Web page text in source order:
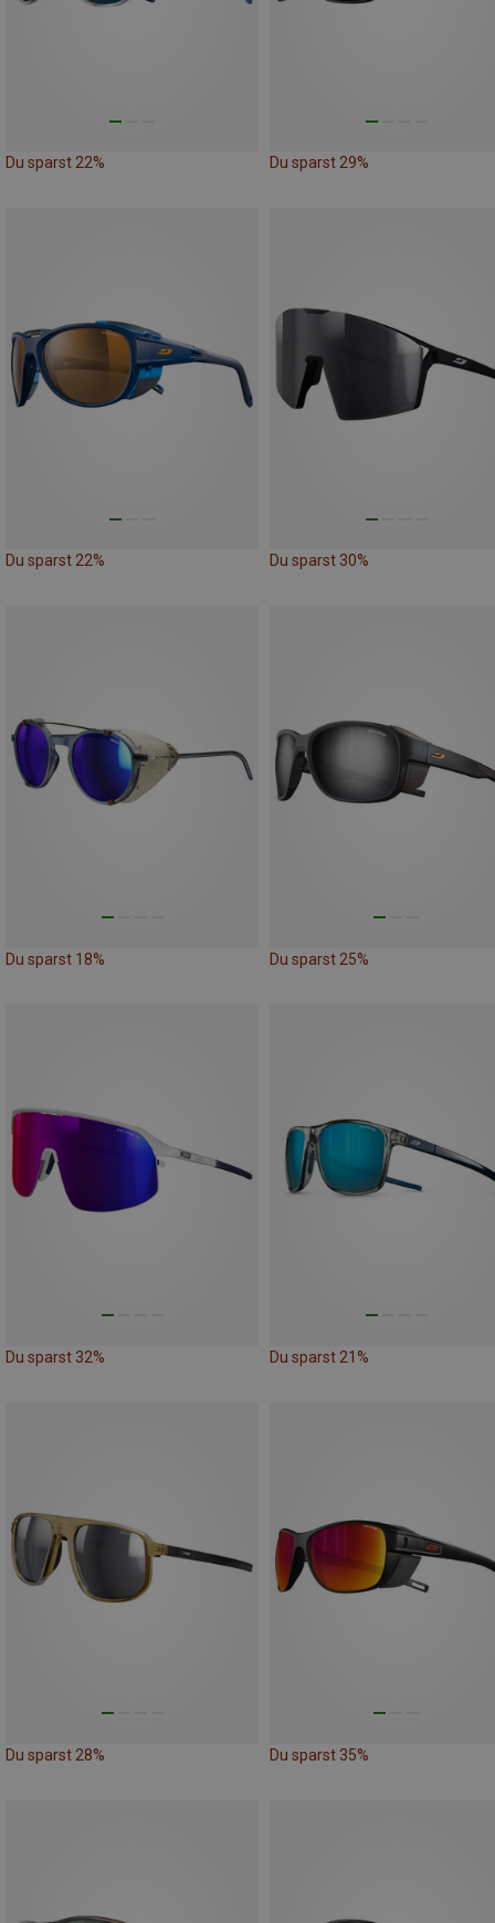
Du sparst 22% Du sparst 29%
Du sparst 22% Du sparst 30%
Du sparst 18% Du sparst 25%
Du sparst 32% Du sparst 21%
Du sparst 28% Du sparst 35%